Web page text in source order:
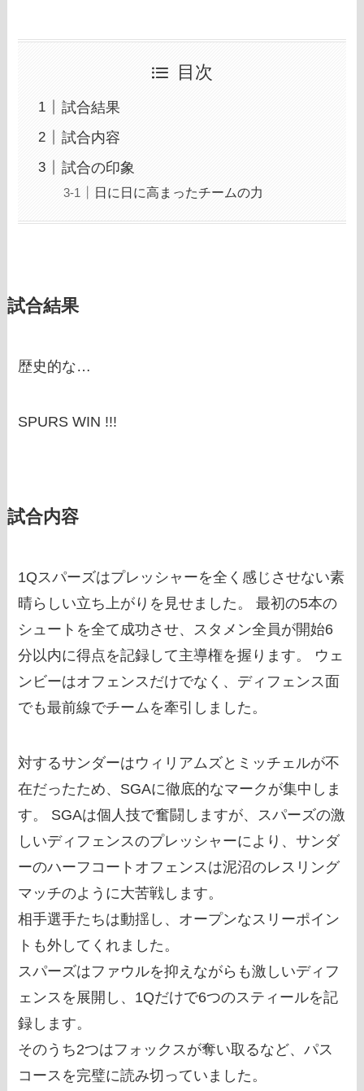
目次
試合結果
試合内容
試合の印象
日に日に高まったチームの力
試合結果
歴史的な…
SPURS WIN !!!
試合内容
1Qスパーズはプレッシャーを全く感じさせない素
晴らしい立ち上がりを見せました。 最初の5本の
シュートを全て成功させ、スタメン全員が開始6
分以内に得点を記録して主導権を握ります。 ウェ
ンビーはオフェンスだけでなく、ディフェンス面
でも最前線でチームを牽引しました。
対するサンダーはウィリアムズとミッチェルが不
在だったため、SGAに徹底的なマークが集中しま
す。 SGAは個人技で奮闘しますが、スパーズの激
しいディフェンスのプレッシャーにより、サンダ
ーのハーフコートオフェンスは泥沼のレスリング
マッチのように大苦戦します。
相手選手たちは動揺し、オープンなスリーポイン
トも外してくれました。
スパーズはファウルを抑えながらも激しいディフ
ェンスを展開し、1Qだけで6つのスティールを記
録します。
そのうち2つはフォックスが奪い取るなど、パス
コースを完璧に読み切っていました。